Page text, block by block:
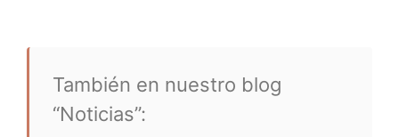
También en nuestro blog
“Noticias”: